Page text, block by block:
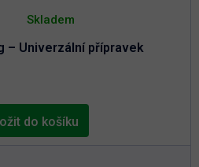
– Univerzální přípravek
hodnoceníSkladem